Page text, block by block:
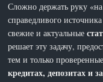
Сложно держать руку
справедливого
свежие и актуальные
решает эту задачу,
тем и только
кредитах, депозитах и